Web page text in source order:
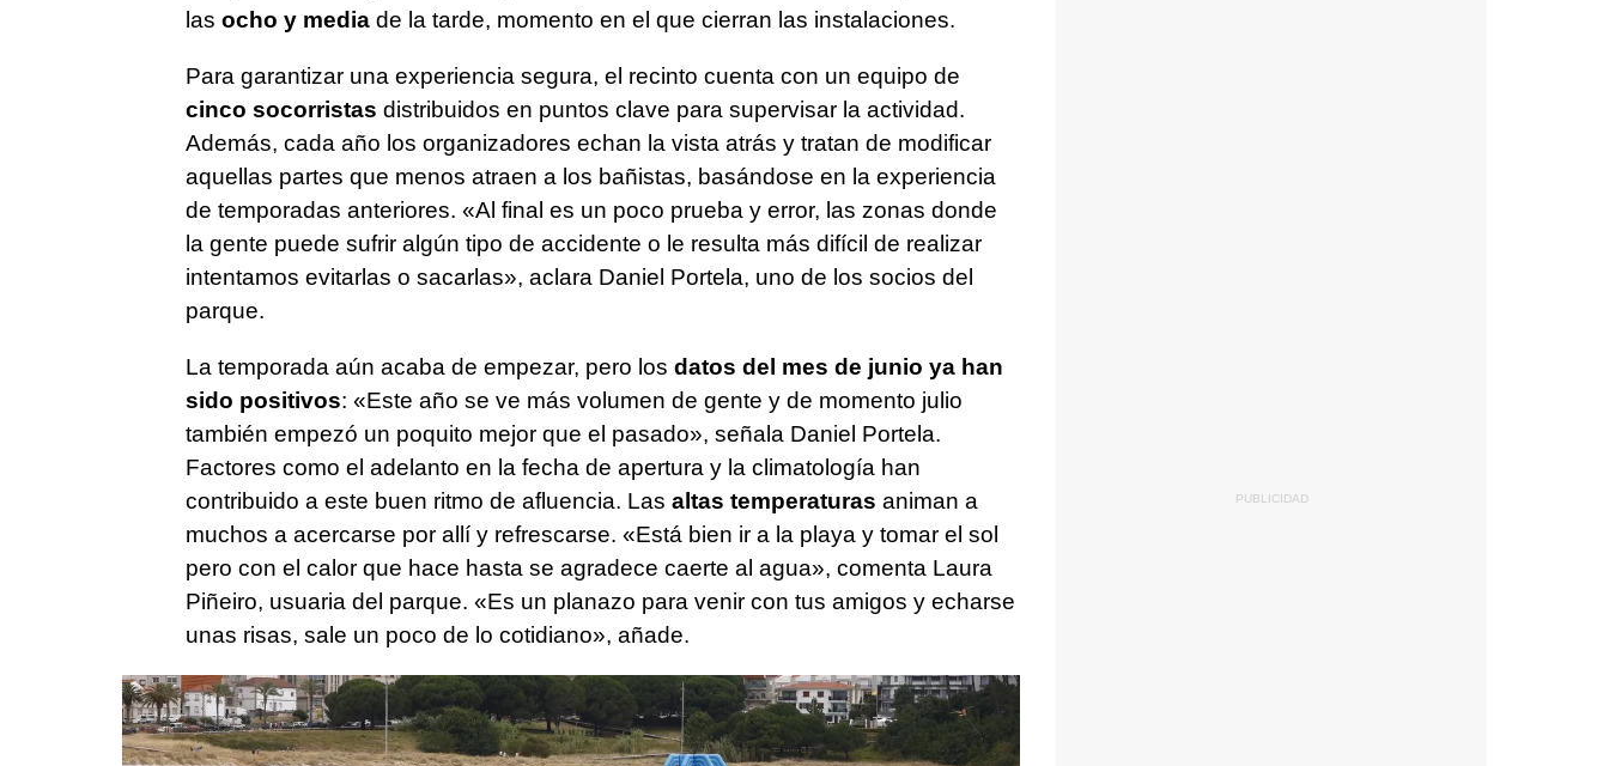
las ocho y mediade la tarde, momento en el que cierran las instalaciones.
Para garantizar una experiencia segura, el recinto cuenta con un equipo de
cinco socorristas distribuidos en puntos clave para supervisar la actividad.
Además, cada año los organizadores echan la vista atrás y tratan de modificar
aquellas partes que menos atraen a los bañistas, basándose en la experiencia
de temporadas anteriores. «Al final es un poco prueba y error, las zonas donde
la gente puede sufrir algún tipo de accidente o le resulta más difícil de realizar
intentamos evitarlas o sacarlas», aclara Daniel Portela, uno de los socios del
parque.
La temporada aún acaba de empezar, pero los datos del mes de junio ya han
sido positivos: «Este año se ve más volumen de gente y de momento julio
también empezó un poquito mejor que el pasado», señala Daniel Portela.
Factores como el adelanto en la fecha de apertura y la climatología han
contribuido a este buen ritmo de afluencia. Las altas temperaturas animan a
muchos a acercarse por allí y refrescarse. «Está bien ir a la playa y tomar el sol
pero con el calor que hace hasta se agradece caerte al agua», comenta Laura
Piñeiro, usuaria del parque. «Es un planazo para venir con tus amigos y echarse
unas risas, sale un poco de lo cotidiano», añade.